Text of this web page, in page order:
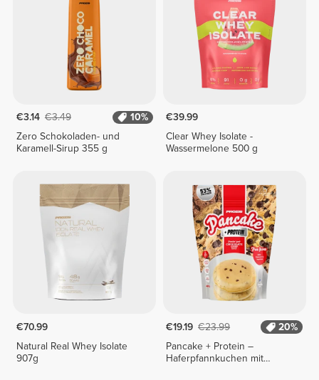
€3.14 €3.49
10%
Zero Schokoladen- und
Karamell-Sirup 355 g
€39.99
Clear Whey Isolate -
Wassermelone 500 g
€70.99
Natural Real Whey Isolate
907g
€19.19 €23.99
20%
Pancake + Protein –
Haferpfannkuchen mit